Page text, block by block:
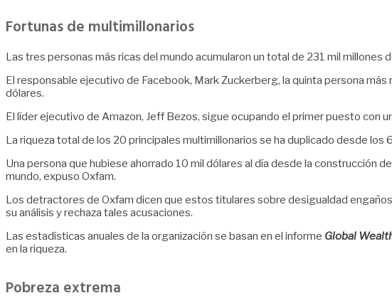
Fortunas de multimillonarios
Las tres personas más ricas del mundo acumularon un total de 231 mil
El responsable ejecutivo de Facebook, Mark Zuckerberg, la quinta persona
dólares.
El líder ejecutivo de Amazon, Jeff Bezos, sigue ocupando el primer puesto con
La riqueza total de los 20 principales multimillonarios se ha duplicado desde
Una persona que hubiese ahorrado 10 mil dólares al día desde la construcción
mundo, expuso Oxfam.
Los detractores de Oxfam dicen que estos titulares sobre desigualdad
su análisis y rechaza tales acusaciones.
Las estadísticas anuales de la organización se basan en el informe Global
en la riqueza.
Pobreza extrema